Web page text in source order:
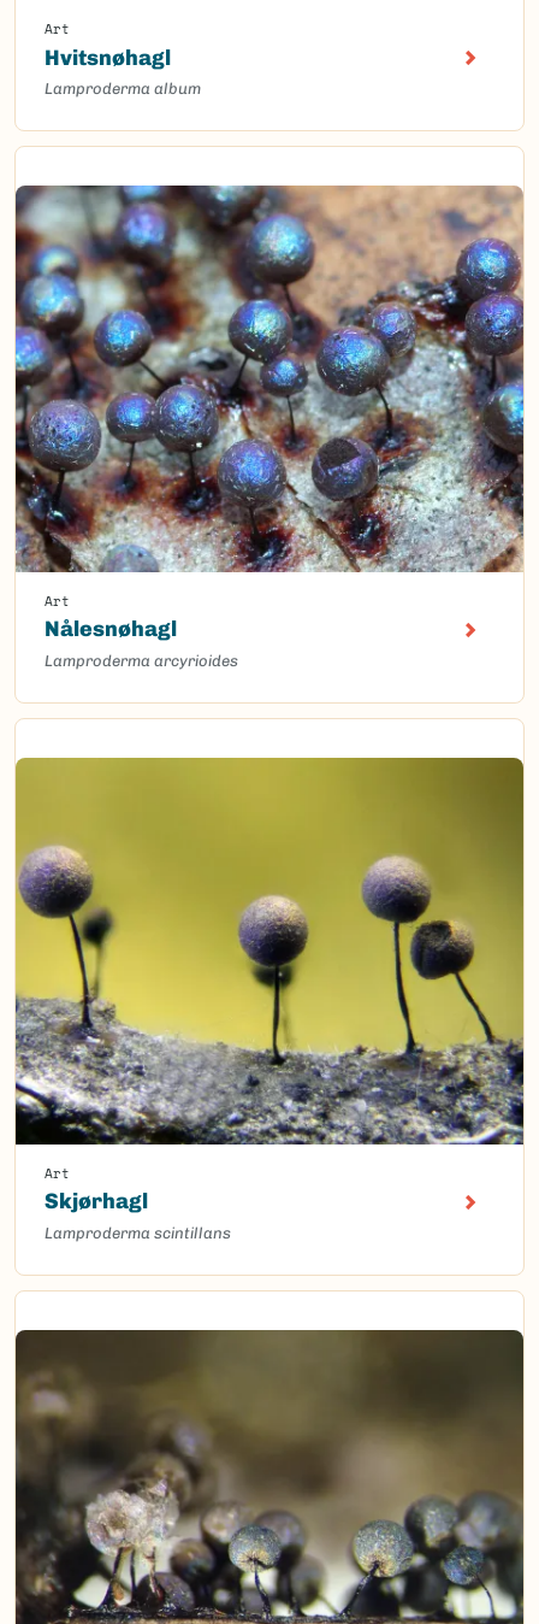
Art
Hvitsnøhagl
Lamproderma album
Art
Nålesnøhagl
Lamproderma arcyrioides
Art
Skjørhagl
Lamproderma scintillans